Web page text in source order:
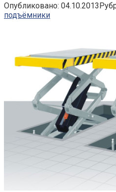
Опубликовано: 04.10.2013
подъёмники